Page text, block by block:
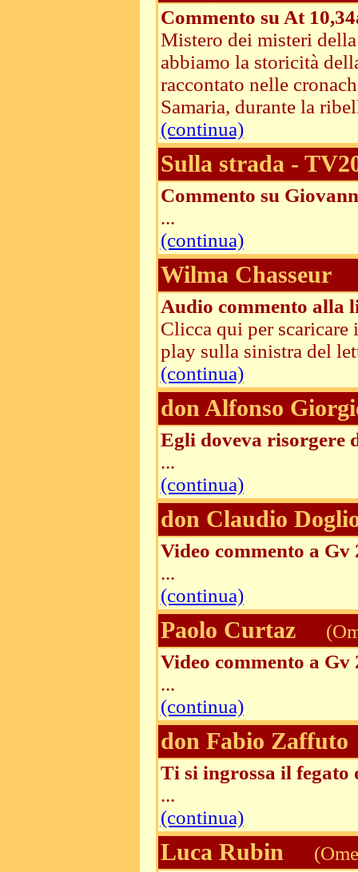
Commento su At
Mistero dei misteri
abbiamo la storicità
raccontato nelle
Samaria, durante la
(continua)
Sulla strada -
Commento su
...
(continua)
Wilma Chasseur
Audio commento alla
Clicca qui per
play sulla sinistra del
(continua)
don Alfonso
Egli doveva risorgere
...
(continua)
don Claudio
Video commento a Gv
...
(continua)
Paolo Curtaz
Video commento a Gv
...
(continua)
don Fabio Zaffuto
Ti si ingrossa il fegato
...
(continua)
Luca Rubin